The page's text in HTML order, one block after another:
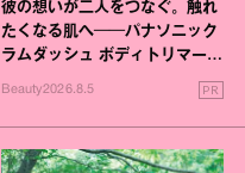
彼の想いが二人をつなぐ。触れ
たくなる肌へ──パナソニック
ラムダッシュ ボディトリマーが
Beauty2026.8.5 PR